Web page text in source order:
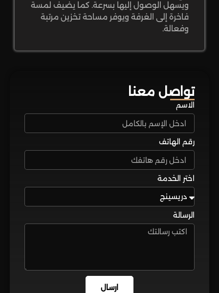
تواصل معنا
الاسم
رقم الهاتف
اختر الخدمة
الرسالة
ارسال
ويسهل الوصول إليها بسرعة. كما يضيف لمسة
فاخرة إلى الغرفة ويوفر مساحة تخزين مرتبة
وفعالة.